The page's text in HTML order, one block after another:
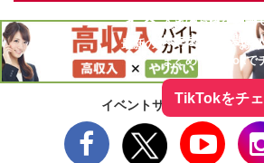
イベントサー
最新のイベント情報やお
人気のお店を動画
気になる今話題の
まとめてTikTokで
TikTokをチ
イベントサーチをフォロー